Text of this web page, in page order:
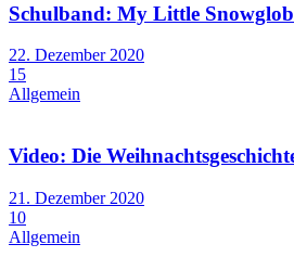
Schulband: My Little
22. Dezember 2020
15
Allgemein
Video: Die
21. Dezember 2020
10
Allgemein